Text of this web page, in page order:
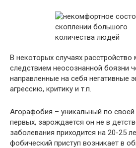
В некоторых случаях
следствием неосознанной боязни
направленные на себя негативные
агрессию, критику и т.п.
Агорафобия – уникальный по своей
первых, зарождается он не в
заболевания приходится на 20-25
фобический приступ возникает в